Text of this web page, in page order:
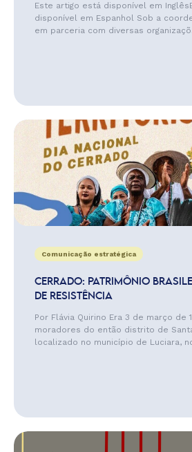
Este artigo está disponível em
disponível em Espanhol Sob a
em parceria com diversas
Comunicação estratégica
CERRADO: PATRIMÔNIO
DE RESISTÊNCIA
Por Flávia Quirino Era 3 de março de
moradores do então distrito de
localizado no município de Luciara,